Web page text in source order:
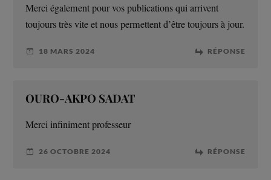
Merci également pour vos publications qui arrivent
toujours très vite et nous permettent d’être toujours à jour.
18 MARS 2024 RÉPONSE
OURO-AKPO SADAT
Merci infiniment professeur
26 OCTOBRE 2024 RÉPONSE